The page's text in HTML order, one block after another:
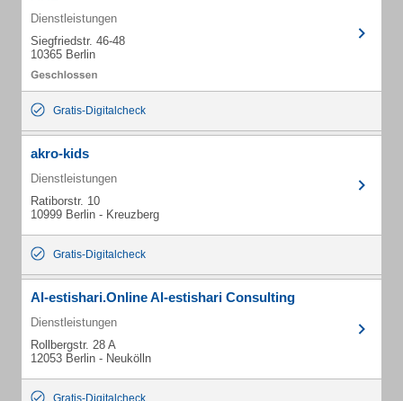
Dienstleistungen
Siegfriedstr. 46-48
10365 Berlin
Gratis-Digitalcheck
akro-kids
Dienstleistungen
Ratiborstr. 10
10999 Berlin - Kreuzberg
Gratis-Digitalcheck
Al-estishari.Online Al-estishari Consulting
Dienstleistungen
Rollbergstr. 28 A
12053 Berlin - Neukölln
Gratis-Digitalcheck